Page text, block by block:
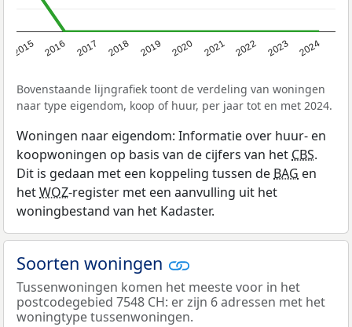
2015 2016 2017 2018 2019 2020 2021 2022 2023 2024
Bovenstaande lijngrafiek toont de verdeling van woningen
naar type eigendom, koop of huur, per jaar tot en met 2024.
Woningen naar eigendom: Informatie over huur- en
koopwoningen op basis van de cijfers van het CBS.
Dit is gedaan met een koppeling tussen de BAG en
hetWOZ-register met een aanvulling uit het
woningbestand van het Kadaster.
Soorten woningen
Tussenwoningen komen het meeste voor in het
postcodegebied 7548 CH: er zijn 6 adressen met het
woningtype tussenwoningen.